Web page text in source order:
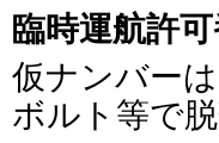
臨時運航許
仮ナンバー
ボルト等で